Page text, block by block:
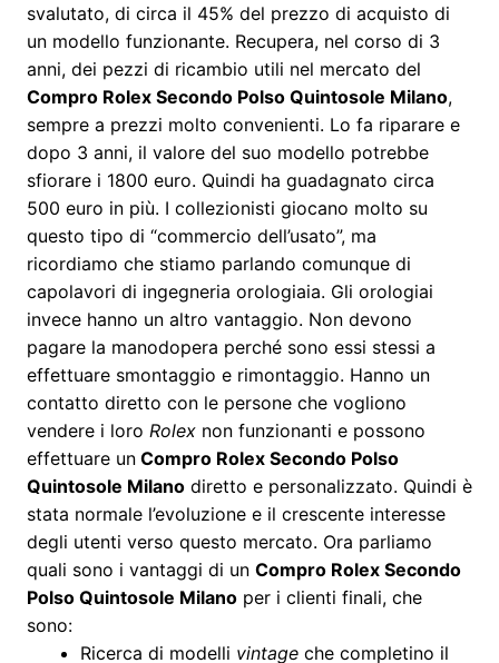
svalutato, di circa il 45% del prezzo di acquisto di
un modello funzionante. Recupera, nel corso di 3
anni, dei pezzi di ricambio utili nel mercato del
Compro Rolex Secondo Polso Quintosole Milano,
sempre a prezzi molto convenienti. Lo fa riparare e
dopo 3 anni, il valore del suo modello potrebbe
sfiorare i 1800 euro. Quindi ha guadagnato circa
500 euro in più. I collezionisti giocano molto su
questo tipo di “commercio dell’usato”, ma
ricordiamo che stiamo parlando comunque di
capolavori di ingegneria orologiaia. Gli orologiai
invece hanno un altro vantaggio. Non devono
pagare la manodopera perché sono essi stessi a
effettuare smontaggio e rimontaggio. Hanno un
contatto diretto con le persone che vogliono
vendere i loro Rolex non funzionanti e possono
effettuare un Compro Rolex Secondo Polso
Quintosole Milano diretto e personalizzato. Quindi è
stata normale l’evoluzione e il crescente interesse
degli utenti verso questo mercato. Ora parliamo
quali sono i vantaggi di un Compro Rolex Secondo
Polso Quintosole Milano per i clienti finali, che
sono:
Ricerca di modelli vintage che completino il